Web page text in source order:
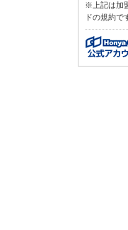
※上記は加
ドの規約で